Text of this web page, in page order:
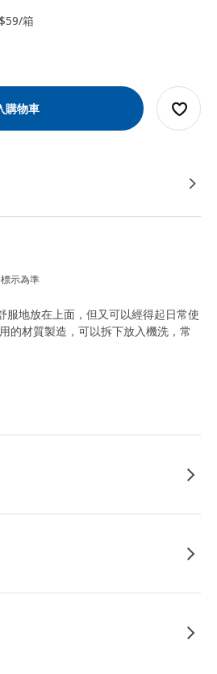
箱
購物車
示為準
服地放在上面，但又可以經得起日常使
的材質製造，可以拆下放入機洗，常